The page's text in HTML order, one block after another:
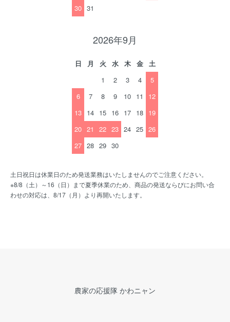
30 31
2026年9月
日 月 火 水 木 金
土
1
2 3 4
5
6
7 8 9 10 11
12
13 14 15 16 17 18 19
20 21 22 23 24 25 26
27 28 29 30
土日祝日は休業日のため発送業務はいたしませんのでご注意ください。
※8/8（土）～16（日）まで夏季休業のため、商品の発送ならびにお問い合
わせの対応は、8/17（月）より再開いたします。
農家の応援隊 かわニャン